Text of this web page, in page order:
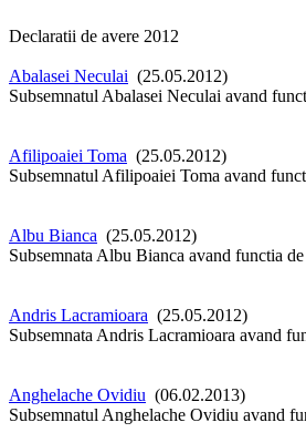
Declaratii de avere 2012
Abalasei Neculai (25.05.2012)
Subsemnatul Abalasei Neculai avand
Afilipoaiei Toma (25.05.2012)
Subsemnatul Afilipoaiei Toma avand
Albu Bianca (25.05.2012)
Subsemnata Albu Bianca avand functia
Andris Lacramioara (25.05.2012)
Subsemnata Andris Lacramioara avand
Anghelache Ovidiu (06.02.2013)
Subsemnatul Anghelache Ovidiu avand